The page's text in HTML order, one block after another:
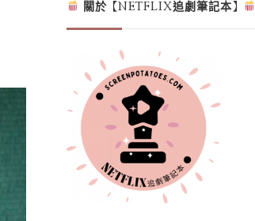
關於【NETFLIX追劇筆記本】